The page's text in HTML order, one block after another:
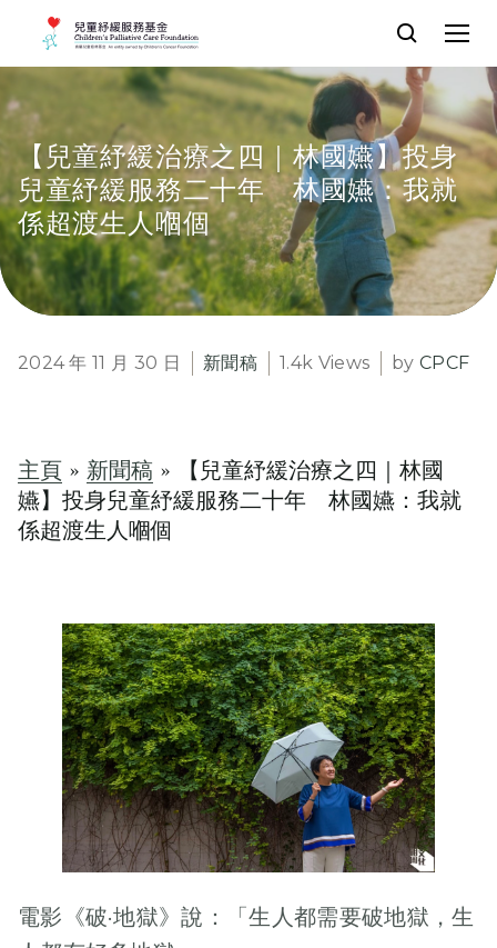
【兒童紓緩治療之四｜林國嬿】投身
兒童紓緩服務二十年 林國嬿：我就
係超渡生人嗰個
2024 年 11 月 30 日 新聞稿 1.4k Views by CPCF
主頁» 新聞稿 »
【兒童紓緩治療之四｜林國
嬿】投身兒童紓緩服務二十年 林國嬿：我就
係超渡生人嗰個
電影《破·地獄》說：「生人都需要破地獄，生